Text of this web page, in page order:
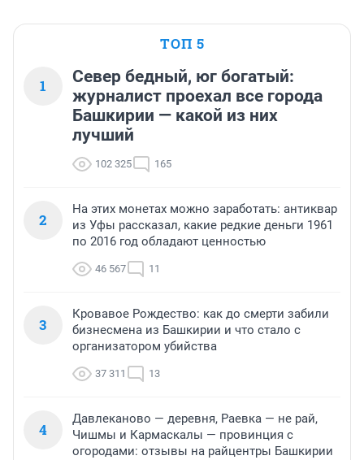
ТОП 5
1
Север бедный, юг богатый:
журналист проехал все города
Башкирии — какой из них
лучший
102 325 165
2
На этих монетах можно заработать: антиквар
из Уфы рассказал, какие редкие деньги 1961
по 2016 год обладают ценностью
46 567 11
3
Кровавое Рождество: как до смерти забили
бизнесмена из Башкирии и что стало с
организатором убийства
37 311 13
4
Давлеканово — деревня, Раевка — не рай,
Чишмы и Кармаскалы — провинция с
огородами: отзывы на райцентры Башкирии